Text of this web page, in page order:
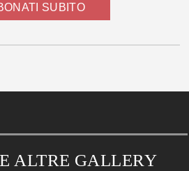
SUBITO
ALTRE GALLERY